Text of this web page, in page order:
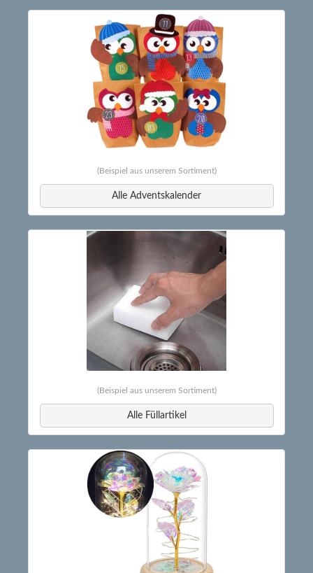
(Beispiel aus unserem Sortiment)
Alle Adventskalender
(Beispiel aus unserem Sortiment)
Alle Füllartikel